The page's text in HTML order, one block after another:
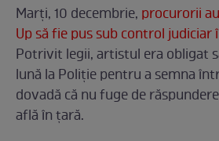
Marţi, 10 decembrie, procurorii
Up să fie pus sub control judiciar
Potrivit legii, artistul era obligat
lună la Poliţie pentru a semna
dovadă că nu fuge de
află în ţară.